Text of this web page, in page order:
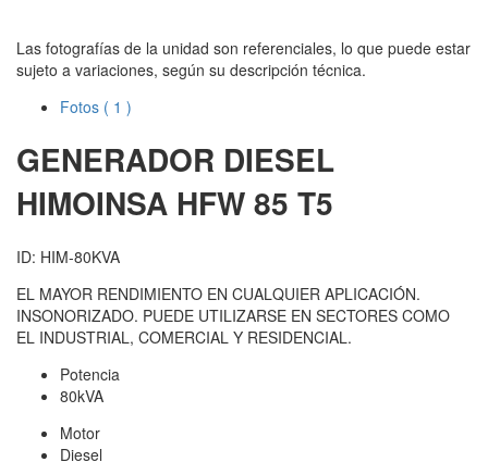
Las fotografías de la unidad son referenciales, lo que puede estar
sujeto a variaciones, según su descripción técnica.
Fotos ( 1 )
GENERADOR DIESEL
HIMOINSA HFW 85 T5
ID: HIM-80KVA
EL MAYOR RENDIMIENTO EN CUALQUIER APLICACIÓN.
INSONORIZADO. PUEDE UTILIZARSE EN SECTORES COMO
EL INDUSTRIAL, COMERCIAL Y RESIDENCIAL.
Potencia
80kVA
Motor
Diesel